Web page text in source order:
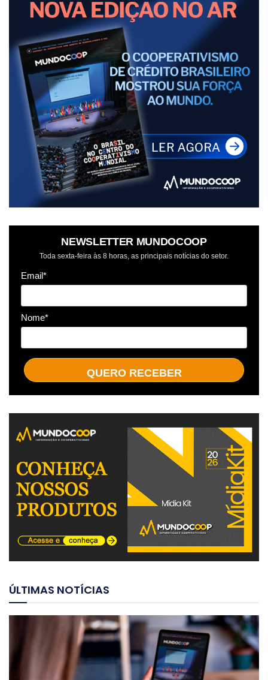
NEWSLETTER MUNDOCOOP
Toda sexta-feira às 8 horas, as principais notícias do setor.
Email*
Nome*
QUERO RECEBER
ÚLTIMAS NOTÍCIAS